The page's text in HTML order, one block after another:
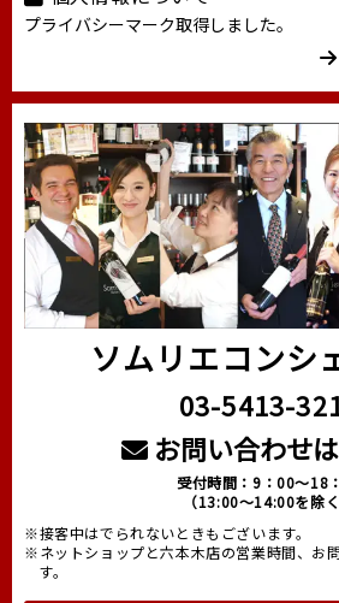
プライバシーマーク取得しました。
ソムリエコンシ
03-5413-
お問い合わせ
受付時間：9：00～18
（13:00～14:00を除く
※接客中はでられないときもございます。
※ネットショップと六本木店の営業時間、お
す。